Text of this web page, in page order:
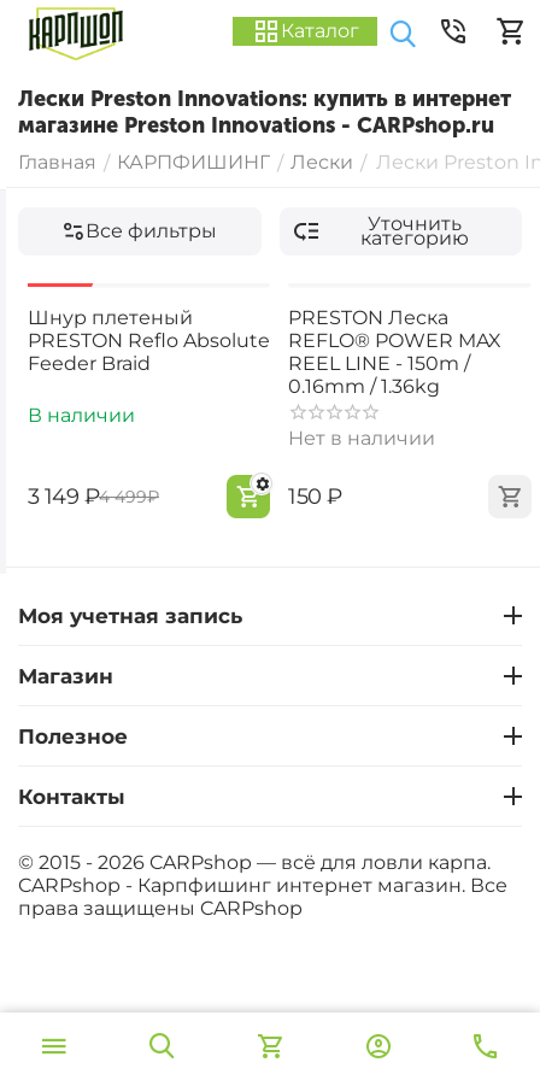
Каталог
Лески Preston Innovations: купить в интернет
магазине Preston Innovations - CARPshop.ru
Главная / КАРПФИШИНГ / Лески / Лески Preston
Все фильтры Уточнить
категорию
Шнур плетеный
PRESTON Reflo Absolute
Feeder Braid
В наличии
‍3 149‍ ₽‍4 499‍₽
PRESTON Леска
REFLO® POWER MAX
REEL LINE - 150m /
0.16mm / 1.36kg
Нет в наличии
‍150‍ ₽
Моя учетная запись
Магазин
Полезное
Контакты
© 2015 - 2026 CARPshop — всё для ловли карпа.
CARPshop - Карпфишинг интернет магазин. Все
права защищены CARPshop